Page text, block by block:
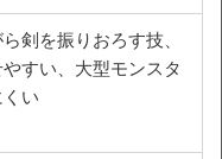
剣を振りおろす技、
すい、大型モンスタ
い